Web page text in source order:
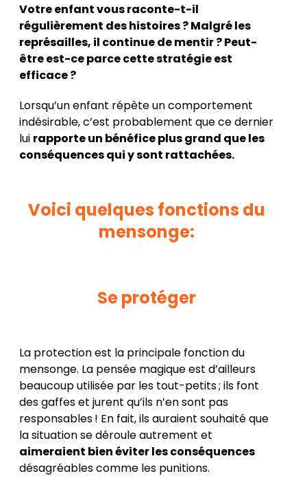
Votre enfant vous raconte-t-il
régulièrement des histoires ? Malgré les
représailles, il continue de mentir ? Peut-
être est-ce parce cette stratégie est
efficace ?
Lorsqu’un enfant répète un comportement
indésirable, c’est probablement que ce dernier
lui rapporte un bénéfice plus grand que les
conséquences qui y sont rattachées.
Voici quelques fonctions du
mensonge:
Se protéger
La protection est la principale fonction du
mensonge. La pensée magique est d’ailleurs
beaucoup utilisée par les tout-petits ; ils font
des gaffes et jurent qu’ils n’en sont pas
responsables ! En fait, ils auraient souhaité que
la situation se déroule autrement et
aimeraient bien éviter les conséquences
désagréables comme les punitions.